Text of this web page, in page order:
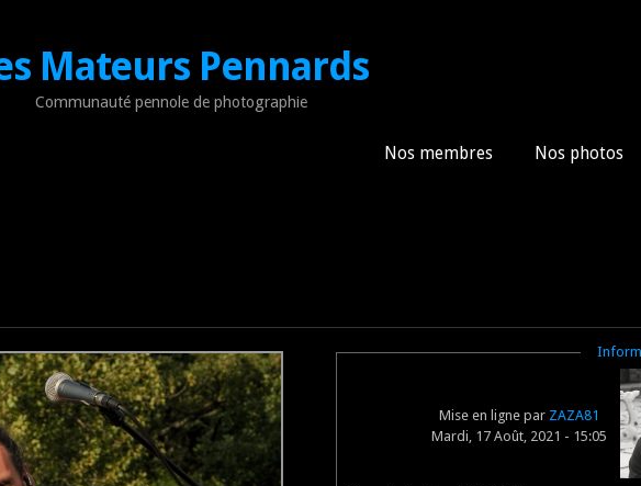
Mateurs Pennards
Communauté pennole de photographie
Nos membres Nos photos
Mise en ligne par ZAZA81
Mardi, 17 Août, 2021 - 15:05